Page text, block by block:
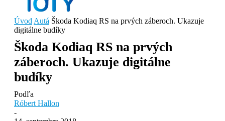
Úvod Autá Škoda Kodiaq RS na prvých záberoch. Ukazuje
digitálne budíky
Škoda Kodiaq RS na prvých
záberoch. Ukazuje digitálne
budíky
Podľa
Róbert Hallon
-